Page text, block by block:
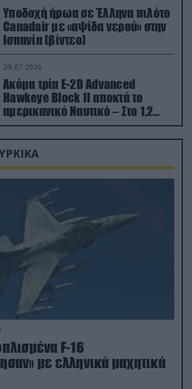
Υποδοχή ήρωα σε Έλληνα πιλότο
Canadair με «αψίδα νερού» στην
Ισπανία (βίντεο)
29.07.2026
Ακόμα τρία E-2D Advanced
Hawkeye Block II αποκτά το
αμερικανικό Ναυτικό – Στο 1,2
δισ.δολάρια το κόστος
F-16
με ελληνικά μαχητικά